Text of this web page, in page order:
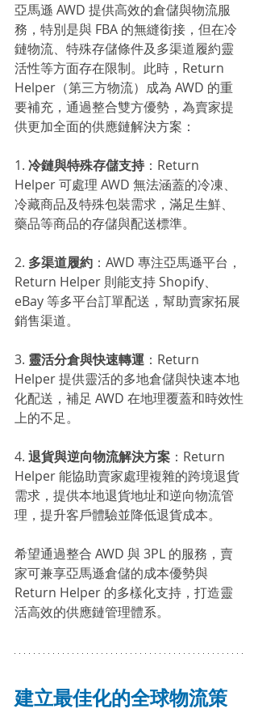
亞馬遜 AWD 提供高效的倉儲與物流服
務，特別是與 FBA 的無縫銜接，但在冷
鏈物流、特殊存儲條件及多渠道履約靈
活性等方面存在限制。此時，Return
Helper（第三方物流）成為 AWD 的重
要補充，通過整合雙方優勢，為賣家提
供更加全面的供應鏈解決方案：
1. 冷鏈與特殊存儲支持 ：Return
Helper 可處理 AWD 無法涵蓋的冷凍、
冷藏商品及特殊包裝需求，滿足生鮮、
藥品等商品的存儲與配送標準。
2. 多渠道履約 ：AWD 專注亞馬遜平台，
Return Helper 則能支持 Shopify、
eBay 等多平台訂單配送，幫助賣家拓展
銷售渠道。
3. 靈活分倉與快速轉運 ：Return
Helper 提供靈活的多地倉儲與快速本地
化配送，補足 AWD 在地理覆蓋和時效性
上的不足。
4. 退貨與逆向物流解決方案 ：Return
Helper 能協助賣家處理複雜的跨境退貨
需求，提供本地退貨地址和逆向物流管
理，提升客戶體驗並降低退貨成本。
希望通過整合 AWD 與 3PL 的服務，賣
家可兼享亞馬遜倉儲的成本優勢與
Return Helper 的多樣化支持，打造靈
活高效的供應鏈管理體系。
建立最佳化的全球物流策